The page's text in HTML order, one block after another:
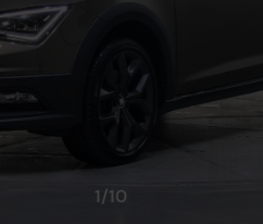
1/10